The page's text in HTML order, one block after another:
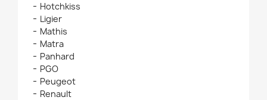
Hotchkiss
Ligier
Mathis
Matra
Panhard
PGO
Peugeot
Renault